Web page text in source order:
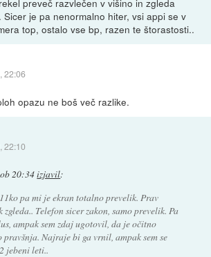
je pa nenormalno hiter, vsi appi se v
top, ostalo vse bp, razen te štorastosti..
22:06
opazu ne boš več razlike.
22:10
20:34izjavil:
pa mi je ekran totalno prevelik. Prav
Telefon sicer zakon, samo prevelik. Pa
ampak sem zdaj ugotovil, da je očitno
pravšnja. Najraje bi ga vrnil, ampak sem se
jebeni leti..